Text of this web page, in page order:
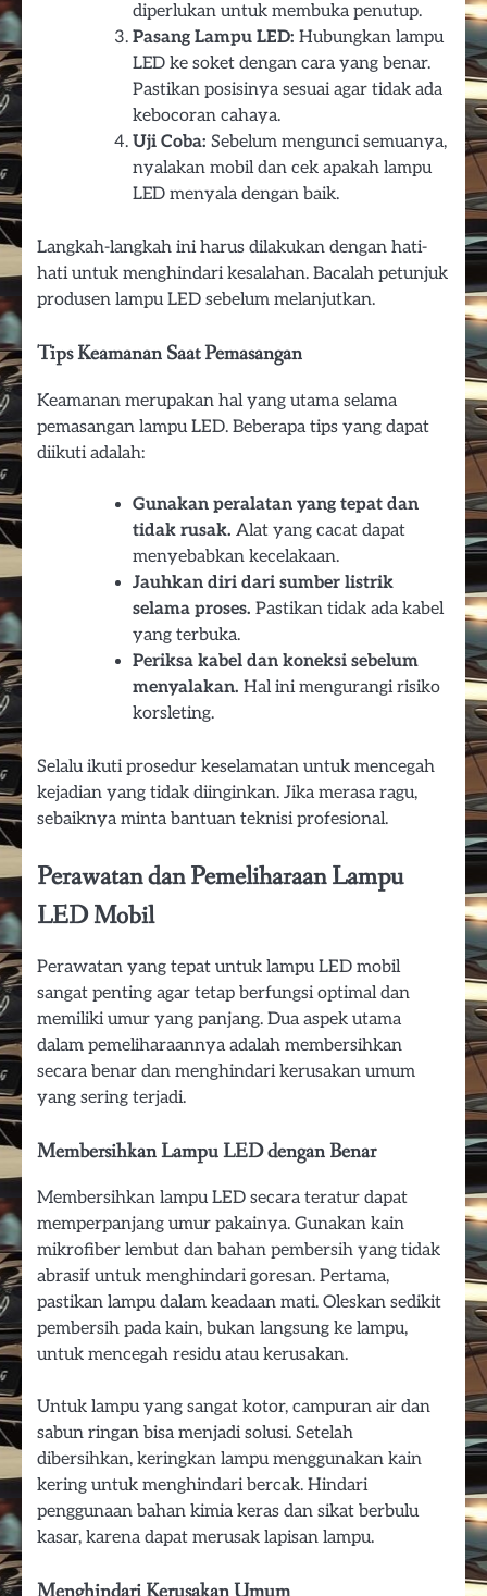
diperlukan untuk membuka penutup.
Pasang Lampu LED: Hubungkan lampu
LED ke soket dengan cara yang benar.
Pastikan posisinya sesuai agar tidak ada
kebocoran cahaya.
Uji Coba: Sebelum mengunci semuanya,
nyalakan mobil dan cek apakah lampu
LED menyala dengan baik.
Langkah-langkah ini harus dilakukan dengan hati-
hati untuk menghindari kesalahan. Bacalah petunjuk
produsen lampu LED sebelum melanjutkan.
Tips Keamanan Saat Pemasangan
Keamanan merupakan hal yang utama selama
pemasangan lampu LED. Beberapa tips yang dapat
diikuti adalah:
Gunakan peralatan yang tepat dan
tidak rusak. Alat yang cacat dapat
menyebabkan kecelakaan.
Jauhkan diri dari sumber listrik
selama proses. Pastikan tidak ada kabel
yang terbuka.
Periksa kabel dan koneksi sebelum
menyalakan. Hal ini mengurangi risiko
korsleting.
Selalu ikuti prosedur keselamatan untuk mencegah
kejadian yang tidak diinginkan. Jika merasa ragu,
sebaiknya minta bantuan teknisi profesional.
Perawatan dan Pemeliharaan Lampu
LED Mobil
Perawatan yang tepat untuk lampu LED mobil
sangat penting agar tetap berfungsi optimal dan
memiliki umur yang panjang. Dua aspek utama
dalam pemeliharaannya adalah membersihkan
secara benar dan menghindari kerusakan umum
yang sering terjadi.
Membersihkan Lampu LED dengan Benar
Membersihkan lampu LED secara teratur dapat
memperpanjang umur pakainya. Gunakan kain
mikrofiber lembut dan bahan pembersih yang tidak
abrasif untuk menghindari goresan. Pertama,
pastikan lampu dalam keadaan mati. Oleskan sedikit
pembersih pada kain, bukan langsung ke lampu,
untuk mencegah residu atau kerusakan.
Untuk lampu yang sangat kotor, campuran air dan
sabun ringan bisa menjadi solusi. Setelah
dibersihkan, keringkan lampu menggunakan kain
kering untuk menghindari bercak. Hindari
penggunaan bahan kimia keras dan sikat berbulu
kasar, karena dapat merusak lapisan lampu.